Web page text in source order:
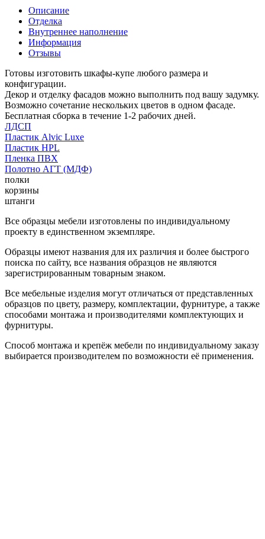
Описание
Отделка
Внутреннее наполнение
Информация
Отзывы
Готовы изготовить шкафы-купе любого размера и
конфигурации.
Декор и отделку фасадов можно выполнить под вашу задумку.
Возможно сочетание нескольких цветов в одном фасаде.
Бесплатная сборка в течение 1-2 рабочих дней.
ЛДСП
Пластик Alvic Luxe
Пластик HPL
Пленка ПВХ
Полотно АГТ (МДФ)
полки
корзины
штанги
Все образцы мебели изготовлены по индивидуальному
проекту в единственном экземпляре.
Образцы имеют названия для их различия и более быстрого
поиска по сайту, все названия образцов не являются
зарегистрированным товарным знаком.
Все мебельные изделия могут отличаться от представленных
образцов по цвету, размеру, комплектации, фурнитуре, а также
способами монтажа и производителями комплектующих и
фурнитуры.
Способ монтажа и крепёж мебели по индивидуальному заказу
выбирается производителем по возможности её применения.